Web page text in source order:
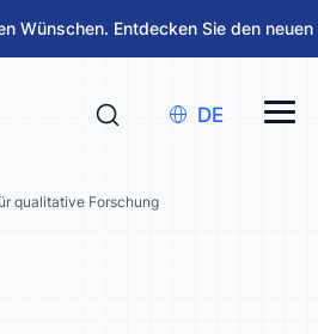
Wünschen. Entdecken Sie den
DE
qualitative Forschung